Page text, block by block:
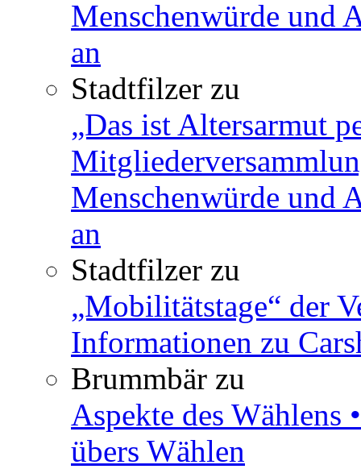
Menschenwürde und
an
Stadtfilzer zu
„Das ist Altersarmut
Menschenwürde und
an
Stadtfilzer zu
„Mobilitätstage“ der
Informationen zu
Brummbär zu
Aspekte des
übers Wählen